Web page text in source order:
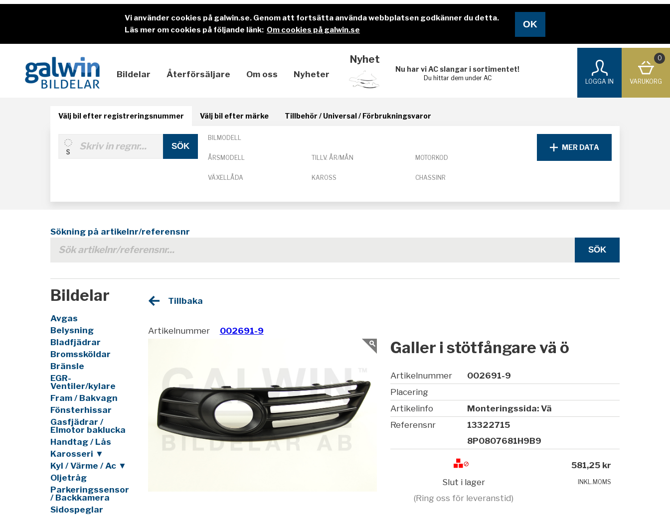
Vi använder cookies på galwin.se. Genom att fortsätta använda webbplatsen godkänner du detta.
Läs mer om cookies på följande länk: Om cookies på galwin.se
Bildelar Återförsäljare Om oss Nyheter
Nyhet
Nu har vi AC slangar i sortimentet!
Du hittar dem under AC
LOGGA IN
0
VARUKORG
Välj bil efter registreringsnummer Välj bil efter märke Tillbehör / Universal / Förbrukningsvaror
BILMODELL
ÅRSMODELL TILLV. ÅR/MÅN MOTORKOD
VÄXELLÅDA KAROSS CHASSINR
MER DATA
Sökning på artikelnr/referensnr
Bildelar
Avgas
Belysning
Bladfjädrar
Bromssköldar
Bränsle
EGR-
Ventiler/kylare
Fram / Bakvagn
Fönsterhissar
Gasfjädrar /
Elmotor baklucka
Handtag / Lås
Karosseri ▼
Kyl / Värme / Ac ▼
Oljetråg
Parkeringssensor
/ Backkamera
Sidospeglar
Tillbaka
Artikelnummer 002691-9
Galler i stötfångare vä ö
Artikelnummer
002691-9
Placering
Artikelinfo
Monteringssida: Vä
Referensnr
13322715
8P0807681H9B9
Slut i lager
(Ring oss för leveranstid)
581,25 kr
INKL.MOMS